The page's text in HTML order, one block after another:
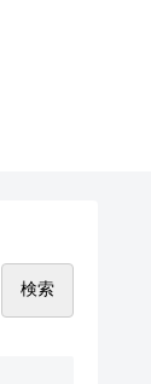
検索